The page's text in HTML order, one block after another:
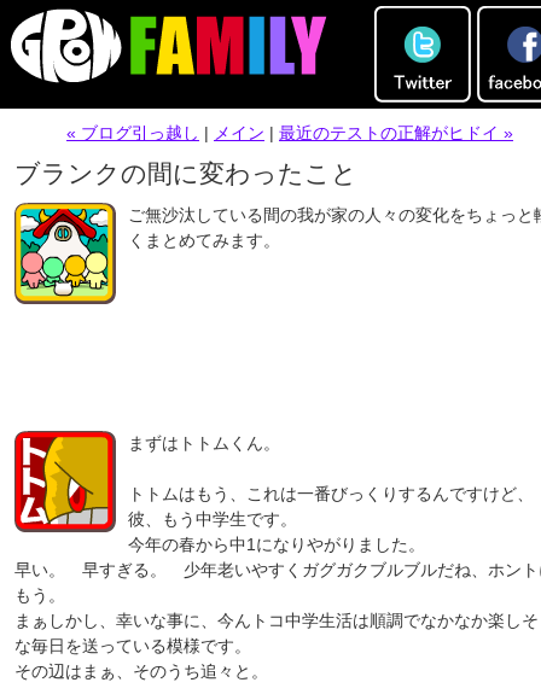
« ブログ引っ越し | メイン | 最近のテストの正解がヒドイ »
ブランクの間に変わったこと
ご無沙汰している間の我が家の人々の変化をちょっと
くまとめてみます。
まずはトトムくん。
トトムはもう、これは一番びっくりするんですけど、
彼、もう中学生です。
今年の春から中1になりやがりました。
早い。 早すぎる。 少年老いやすくガグガクブルブルだね、ホント
もう。
まぁしかし、幸いな事に、今んトコ中学生活は順調でなかなか楽し
な毎日を送っている模様です。
その辺はまぁ、そのうち追々と。